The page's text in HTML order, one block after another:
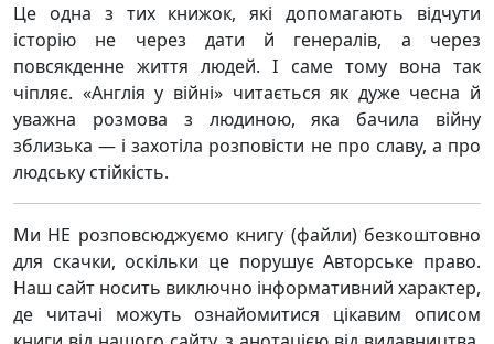
Це одна з тих книжок, які допомагають відчути
історію не через дати й генералів, а через
повсякденне життя людей. І саме тому вона так
чіпляє. «Англія у війні» читається як дуже чесна й
уважна розмова з людиною, яка бачила війну
зблизька — і захотіла розповісти не про славу, а про
людську стійкість.
Ми НЕ розповсюджуємо книгу (файли) безкоштовно
для скачки, оскільки це порушує Авторське право.
Наш сайт носить виключно інформативний характер,
де читачі можуть ознайомитися цікавим описом